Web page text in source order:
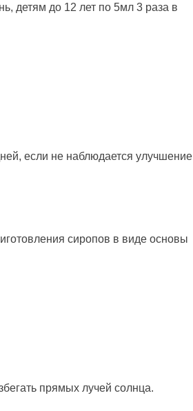
детям до 12 лет по 5мл 3 раза в
если не наблюдается улучшение
сиропов в виде основы
прямых лучей солнца.